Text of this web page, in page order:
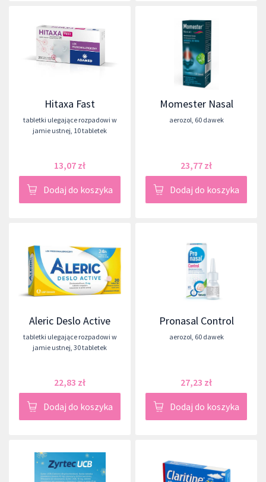
Hitaxa Fast
tabletki ulegające rozpadowi w
jamie ustnej 10 tabletek
13,07 zł
Dodaj do koszyka
Momester Nasal
aerozol 60 dawek
23,77 zł
Dodaj do koszyka
Aleric Deslo Active
tabletki ulegające rozpadowi w
jamie ustnej 30 tabletek
22,83 zł
Dodaj do koszyka
Pronasal Control
aerozol 60 dawek
27,23 zł
Dodaj do koszyka